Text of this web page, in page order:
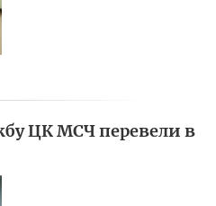
ЦК МСЧ перевели в